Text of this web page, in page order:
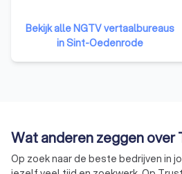
vertalers in Nederland. Met
specialisten in vrijwel alle talen
en vakgebieden, waaronder
beëdigd vertalers en beëdigd
Bekijk alle NGTV vertaalbureaus
in Sint-Oedenrode
Wat anderen zeggen over
Op zoek naar de beste bedrijven in